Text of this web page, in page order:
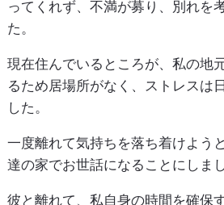
ってくれず、不満が募り、別れを
た。
現在住んでいるところが、私の地
るため居場所がなく、ストレスは
した。
一度離れて気持ちを落ち着けよう
達の家でお世話になることにしまし
彼と離れて、私自身の時間を確保